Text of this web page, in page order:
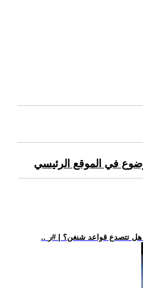
في الموقع الرئيسي
هل تتصدع قواعد شنغن؟ | #ر